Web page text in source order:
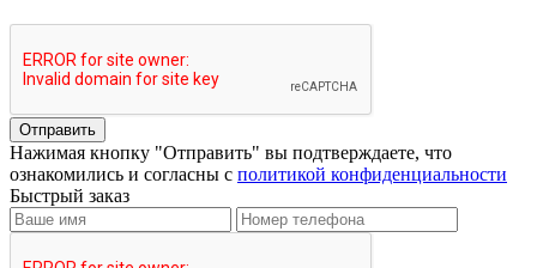
Отправить
Нажимая кнопку "Отправить" вы подтверждаете, что
ознакомились и согласны с политикой конфиденциальности
Быстрый заказ